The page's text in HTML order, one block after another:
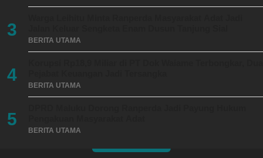
3
BERITA UTAMA
4
BERITA UTAMA
5
BERITA UTAMA